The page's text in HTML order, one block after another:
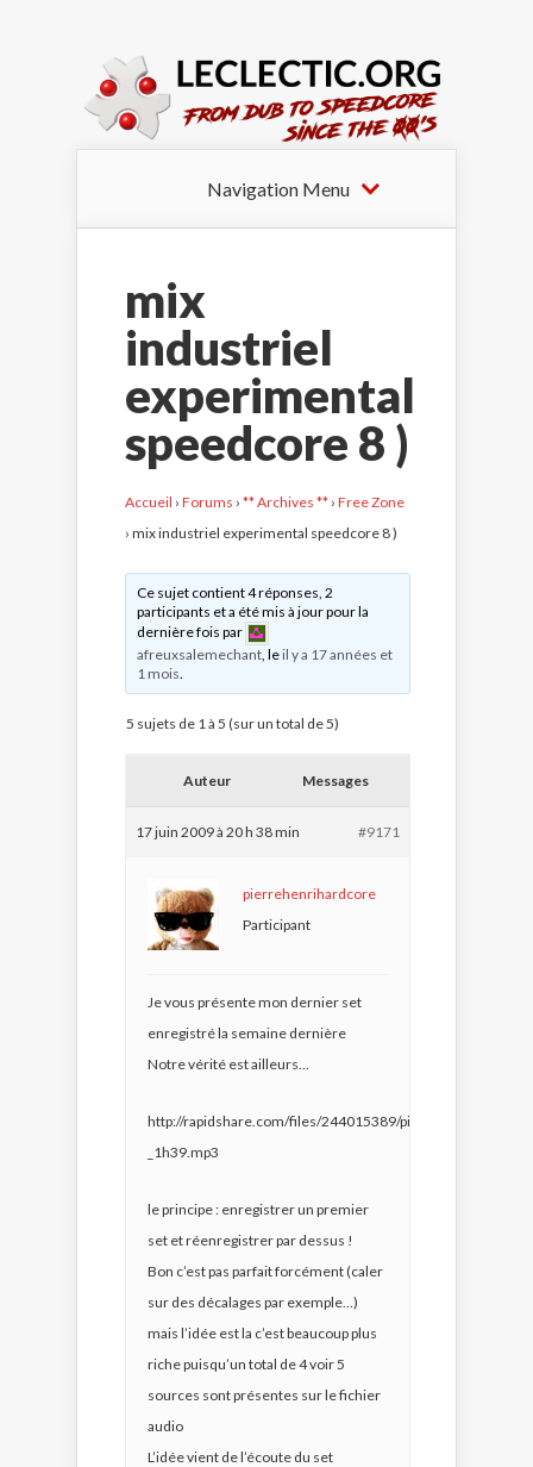
Navigation Menu
mix
industriel
experimental
speedcore 8 )
Accueil › Forums › ** Archives ** › Free Zone
› mix industriel experimental speedcore 8 )
Ce sujet contient 4 réponses, 2
participants et a été mis à jour pour la
dernière fois par
afreuxsalemechant , leil y a 17 années et
1 mois
5 sujets de 1 à 5 (sur un total de 5)
Auteur Messages
17 juin 2009 à 20 h 38 min #9171
pierrehenrihardcore
Participant
Je vous présente mon dernier set
enregistré la semaine dernière
Notre vérité est ailleurs…
http://rapidshare.com/files/244015389/
_1h39.mp3
le principe : enregistrer un premier
set et réenregistrer par dessus !
Bon c’est pas parfait forcément (caler
sur des décalages par exemple…)
mais l’idée est la c’est beaucoup plus
riche puisqu’un total de 4 voir 5
sources sont présentes sur le fichier
audio
L’idée vient de l’écoute du set